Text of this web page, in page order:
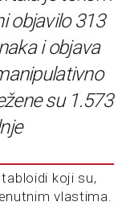
objavilo 313
i objava
su 1.573
koji su,
vlastima.